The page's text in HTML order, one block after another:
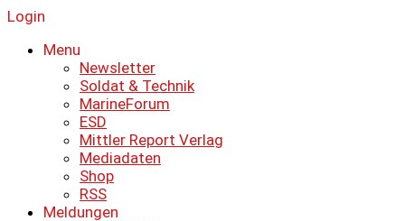
Login
Menu
Newsletter
Soldat & Technik
MarineForum
ESD
Mittler Report Verlag
Mediadaten
Shop
RSS
Meldungen